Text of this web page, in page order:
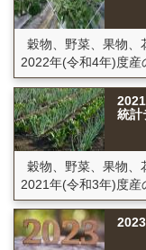
穀物、野菜、果物、
2022年(令和4年)度産
統計
穀物、野菜、果物、
2021年(令和3年)度産